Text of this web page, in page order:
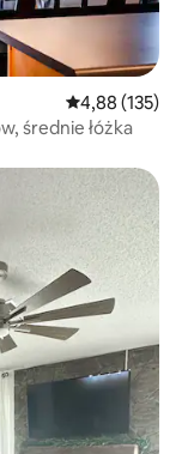
Średnia
4,88 (135)
średnie łóżka